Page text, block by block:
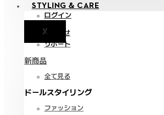
STYLING & CARE
ログイン
Xお知らせ
サポート
新商品
全て見る
ドールスタイリング
ファッション